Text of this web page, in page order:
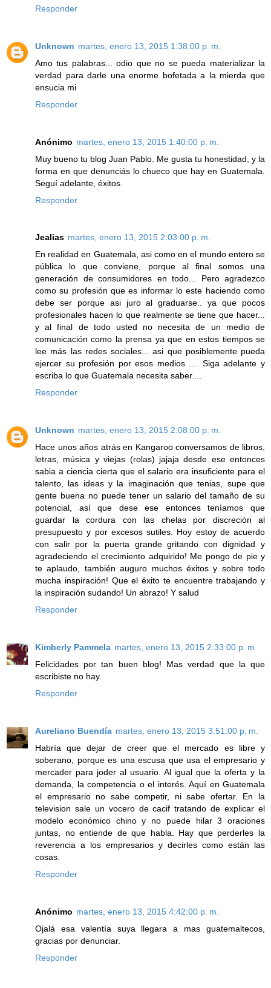
Responder
Unknown martes, enero 13, 2015 1:38:00 p. m.
Amo tus palabras... odio que no se pueda materializar la
verdad para darle una enorme bofetada a la mierda que
ensucia mi
Responder
Anónimo martes, enero 13, 2015 1:40:00 p. m.
Muy bueno tu blog Juan Pablo. Me gusta tu honestidad, y la
forma en que denunciás lo chueco que hay en Guatemala.
Seguí adelante, éxitos.
Responder
Jealias martes, enero 13, 2015 2:03:00 p. m.
En realidad en Guatemala, asi como en el mundo entero se
pública lo que conviene, porque al final somos una
generación de consumidores en todo... Pero agradezco
como su profesión que es informar lo este haciendo como
debe ser porque asi juro al graduarse.. ya que pocos
profesionales hacen lo que realmente se tiene que hacer...
y al final de todo usted no necesita de un medio de
comunicación como la prensa ya que en estos tiempos se
lee más las redes sociales... asi que posiblemente pueda
ejercer su profesión por esos medios .... Siga adelante y
escriba lo que Guatemala necesita saber....
Responder
Unknown martes, enero 13, 2015 2:08:00 p. m.
Hace unos años atrás en Kangaroo conversamos de libros,
letras, música y viejas (rolas) jajaja desde ese entonces
sabia a ciencia cierta que el salario era insuficiente para el
talento, las ideas y la imaginación que tenias, supe que
gente buena no puede tener un salario del tamaño de su
potencial, así que dese ese entonces teníamos que
guardar la cordura con las chelas por discreción al
presupuesto y por excesos sutiles. Hoy estoy de acuerdo
con salir por la puerta grande gritando con dignidad y
agradeciendo el crecimiento adquirido! Me pongo de pie y
te aplaudo, también auguro muchos éxitos y sobre todo
mucha inspiración! Que el éxito te encuentre trabajando y
la inspiración sudando! Un abrazo! Y salud
Responder
Kimberly Pammela martes, enero 13, 2015 2:33:00 p. m.
Felicidades por tan buen blog! Mas verdad que la que
escribiste no hay.
Responder
Aureliano Buendía martes, enero 13, 2015 3:51:00 p. m.
Habría que dejar de creer que el mercado es libre y
soberano, porque es una escusa que usa el empresario y
mercader para joder al usuario. Al igual que la oferta y la
demanda, la competencia o el interés. Aquí en Guatemala
el empresario no sabe competir, ni sabe ofertar. En la
television sale un vocero de cacif tratando de explicar el
modelo económico chino y no puede hilar 3 oraciones
juntas, no entiende de que habla. Hay que perderles la
reverencia a los empresarios y decirles como están las
cosas.
Responder
Anónimo martes, enero 13, 2015 4:42:00 p. m.
Ojalá esa valentía suya llegara a mas guatemaltecos,
gracias por denunciar.
Responder